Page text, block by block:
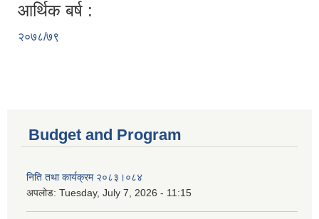
आर्थिक बर्ष :
२०७८/७९
Budget and Program
निति तथा कार्यक्रम २०८३।०८४
अपलोड: Tuesday, July 7, 2026 - 11:15